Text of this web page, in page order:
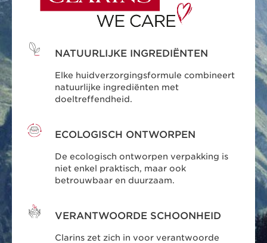
NATUURLIJKE INGREDIËNTEN
Elke huidverzorgingsformule combineert
natuurlijke ingrediënten met
doeltreffendheid.
ECOLOGISCH ONTWORPEN
De ecologisch ontworpen verpakking is
niet enkel praktisch, maar ook
betrouwbaar en duurzaam.
VERANTWOORDE SCHOONHEID
Clarins zet zich in voor verantwoorde